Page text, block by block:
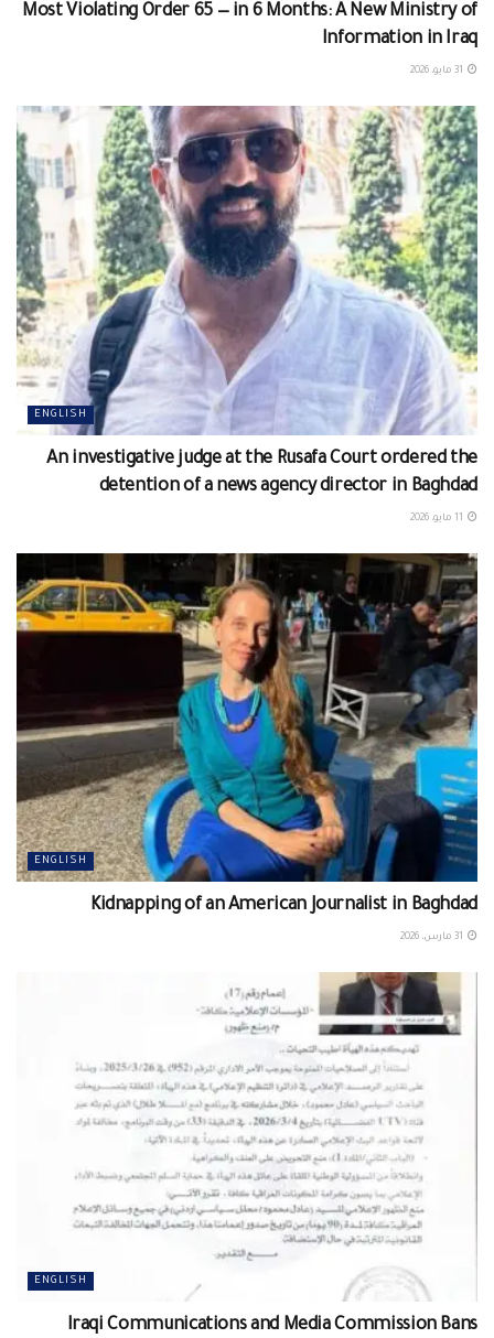
Most Violating Order 65 — in 6 Months: A New Ministry of
Information in Iraq
ENGLISH
An investigative judge at the Rusafa Court ordered the
detention of a news agency director in Baghdad
ENGLISH
Kidnapping of an American Journalist in Baghdad
ENGLISH
Iraqi Communications and Media Commission Bans